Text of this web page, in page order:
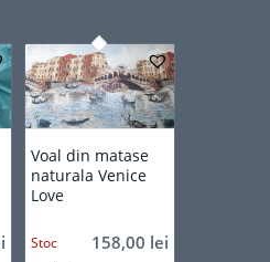
Voal din matase
naturala Venice
Love
158,00 lei
Stoc